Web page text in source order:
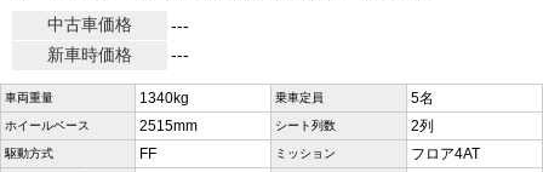
中古車価格
---
新車時価格
---
車両重量 1340kg 乗車定員 5名
ホイールベース 2515mm シート列数 2列
駆動方式 FF ミッション フロア4AT